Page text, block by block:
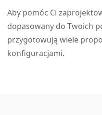
Aby pomóc Ci
dopasowany do Twoich
przygotowują wiele
konfiguracjami.